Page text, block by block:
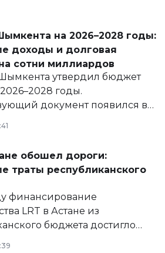
на 2026–2028 годы:
доходы и долговая
сотни миллиардов
утвердил бюджет
годы.
документ появился в
правовых актов и на
города.
обошел дороги:
траты республиканского
финансирование
LRT в Астане из
бюджета достигло
объемов.